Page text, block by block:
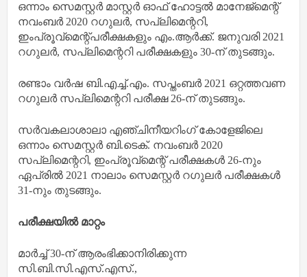
ഒന്നാം സെമസ്റ്റര്‍ മാസ്റ്റര്‍ ഓഫ് ഹോട്ടല്‍ മാനേജ്‌മെന്റ്
നവംബര്‍ 2020 റഗുലര്‍, സപ്ലിമെന്ററി,
ഇംപ്രൂവ്‌മെന്റ്പരീക്ഷകളും എം.ആര്‍ക്ക്. ജനുവരി 2021
റഗുലര്‍, സപ്ലിമെന്ററി പരീക്ഷകളും 30-ന് തുടങ്ങും.
രണ്ടാം വര്‍ഷ ബി.എച്ച്.എം. സപ്തംബര്‍ 2021 ഒറ്റത്തവണ
റഗുലര്‍ സപ്ലിമെന്ററി പരീക്ഷ 26-ന് തുടങ്ങും.
സര്‍വകലാശാലാ എഞ്ചിനീയറിംഗ് കോളേജിലെ
ഒന്നാം സെമസ്റ്റര്‍ ബി.ടെക്. നവംബര്‍ 2020
സപ്ലിമെന്ററി, ഇംപ്രൂവ്‌മെന്റ് പരീക്ഷകള്‍ 26-നും
ഏപ്രില്‍ 2021 നാലാം സെമസ്റ്റര്‍ റഗുലര്‍ പരീക്ഷകള്‍
31-നും തുടങ്ങും.
പരീക്ഷയില്‍ മാറ്റം
മാര്‍ച്ച് 30-ന് ആരംഭിക്കാനിരിക്കുന്ന
സി.ബി.സി.എസ്.എസ്.,